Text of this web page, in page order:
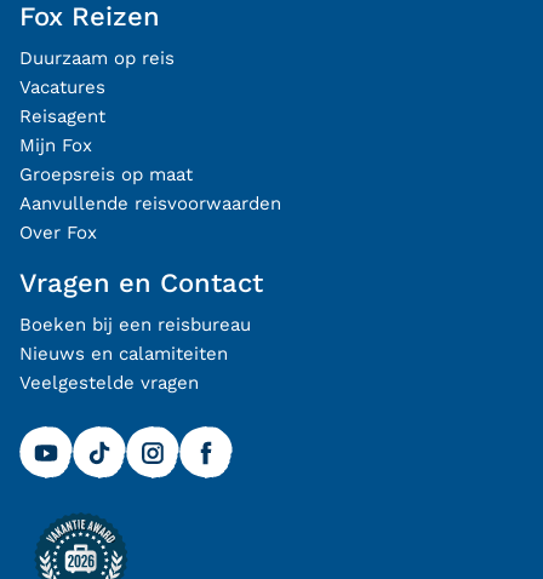
Fox Reizen
Duurzaam op reis
Vacatures
Reisagent
Mijn Fox
Groepsreis op maat
Aanvullende reisvoorwaarden
Over Fox
Vragen en Contact
Boeken bij een reisbureau
Nieuws en calamiteiten
Veelgestelde vragen